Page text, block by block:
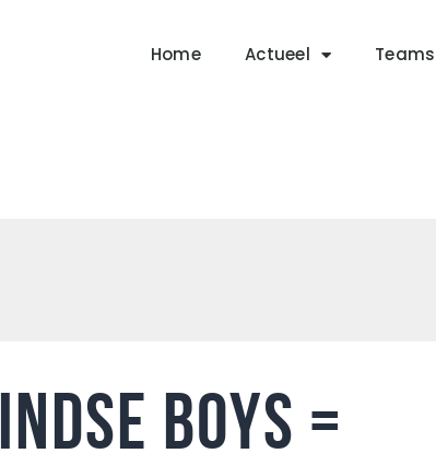
Home Actueel Teams
Actueel
Boys =